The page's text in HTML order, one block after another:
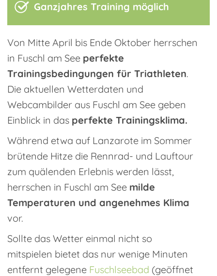
Ganzjahres Training möglich
Von Mitte April bis Ende Oktober herrschen
in Fuschl am See perfekte
Trainingsbedingungen für Triathleten.
Die aktuellen Wetterdaten und
Webcambilder aus Fuschl am See geben
Einblick in das perfekte Trainingsklima.
Während etwa auf Lanzarote im Sommer
brütende Hitze die Rennrad- und Lauftour
zum quälenden Erlebnis werden lässt,
herrschen in Fuschl am See milde
Temperaturen und angenehmes Klima
vor.
Sollte das Wetter einmal nicht so
mitspielen bietet das nur wenige Minuten
entfernt gelegene Fuschlseebad (geöffnet